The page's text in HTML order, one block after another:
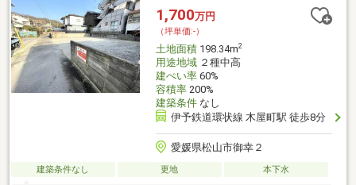
1,700万円
（坪単価:-）
土地面積198.34m2
用途地域２種中高
建ぺい率60%
容積率200%
建築条件なし
伊予鉄道環状線 木屋町駅 徒歩8分
愛媛県松山市御幸２
建築条件なし 更地 本下水